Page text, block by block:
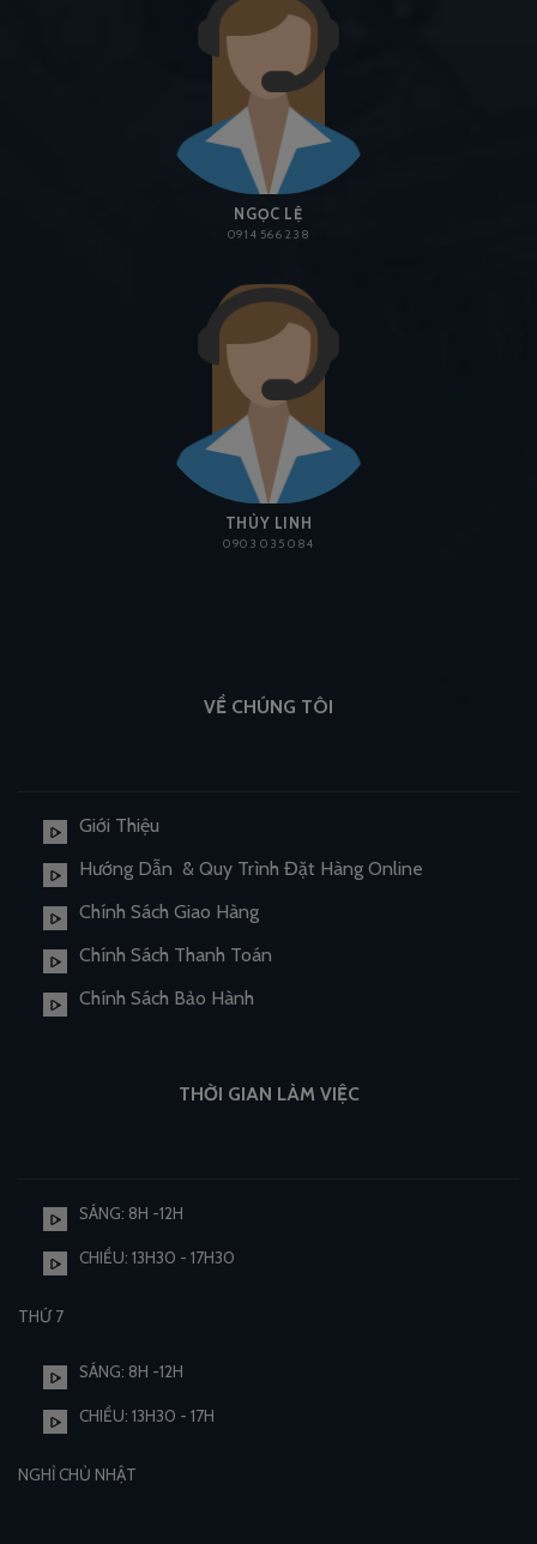
NGỌC LỆ
0914 566 238
THÙY LINH
0903 035 084
VỀ CHÚNG TÔI
Giới Thiệu
Hướng Dẫn & Quy Trình Đặt Hàng Online
Chính Sách Giao Hàng
Chính Sách Thanh Toán
Chính Sách Bảo Hành
THỜI GIAN LÀM VIỆC
SÁNG: 8H -12H
CHIỀU: 13H30 - 17H30
THỨ 7
SÁNG: 8H -12H
CHIỀU: 13H30 - 17H
NGHỈ CHỦ NHẬT